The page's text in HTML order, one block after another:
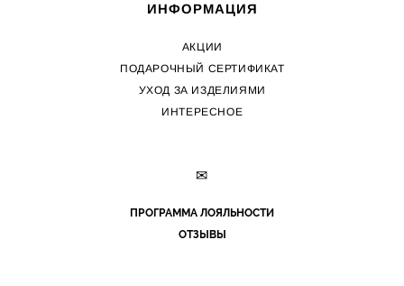
ИНФОРМАЦИЯ
АКЦИИ
ПОДАРОЧНЫЙ СЕРТИФИКАТ
УХОД ЗА ИЗДЕЛИЯМИ
ИНТЕРЕСНОЕ
✉
ПРОГРАММА ЛОЯЛЬНОСТИ
ОТЗЫВЫ